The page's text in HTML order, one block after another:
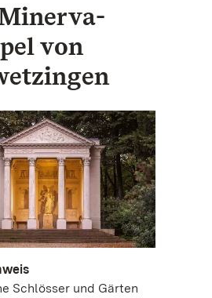
von
Schlösser und Gärten